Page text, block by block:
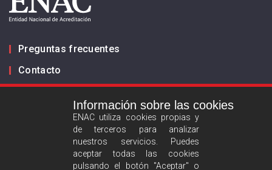
Preguntas frecuentes
Contacto
Información sobre las cookies
ENAC utiliza cookies propias y
de terceros para analizar
nuestros servicios. Puedes
aceptar todas las cookies
pulsando el botón "Aceptar" o